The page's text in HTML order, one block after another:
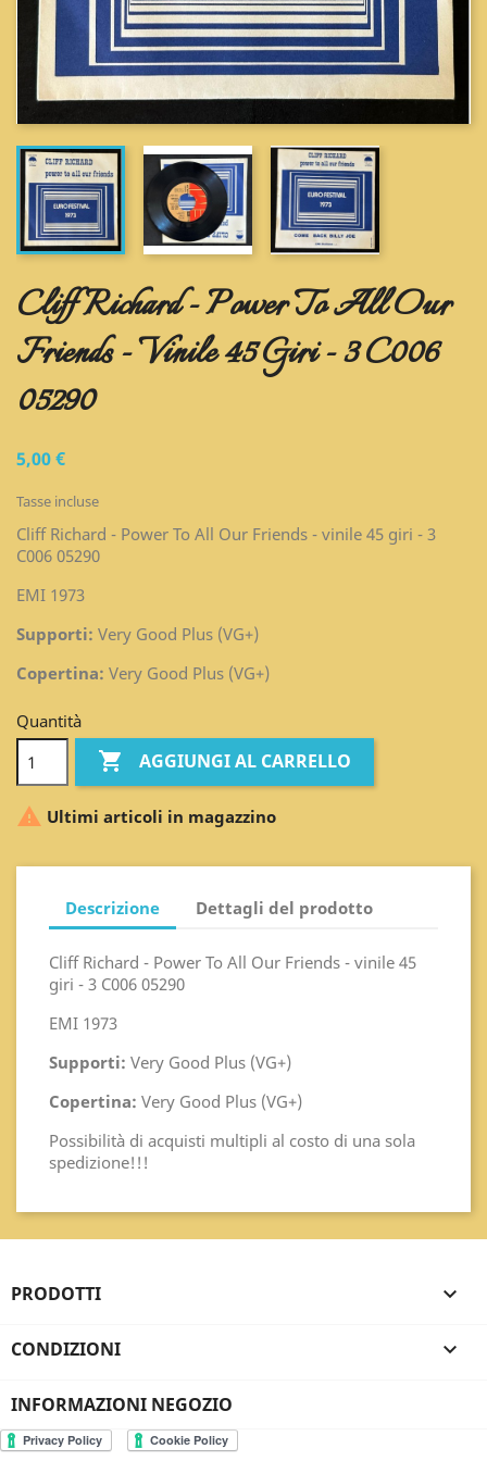
Cliff Richard - Power To All Our
Friends - Vinile 45 Giri - 3 C006
05290
5,00 €
Tasse incluse
Cliff Richard - Power To All Our Friends - vinile 45 giri - 3
C006 05290
EMI 1973
Supporti: Very Good Plus (VG+)
Copertina: Very Good Plus (VG+)
Quantità
 AGGIUNGI AL CARRELLO
 Ultimi articoli in magazzino
Descrizione Dettagli del prodotto
Cliff Richard - Power To All Our Friends - vinile 45
giri - 3 C006 05290
EMI 1973
Supporti: Very Good Plus (VG+)
Copertina: Very Good Plus (VG+)
Possibilità di acquisti multipli al costo di una sola
spedizione!!!
PRODOTTI 
CONDIZIONI 
INFORMAZIONI NEGOZIO